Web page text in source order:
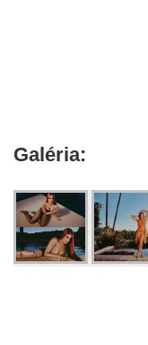
Galéria: